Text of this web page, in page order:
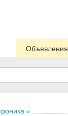
Объявления
»